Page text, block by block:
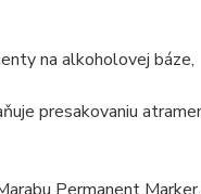
na alkoholovej báze,
presakovaniu